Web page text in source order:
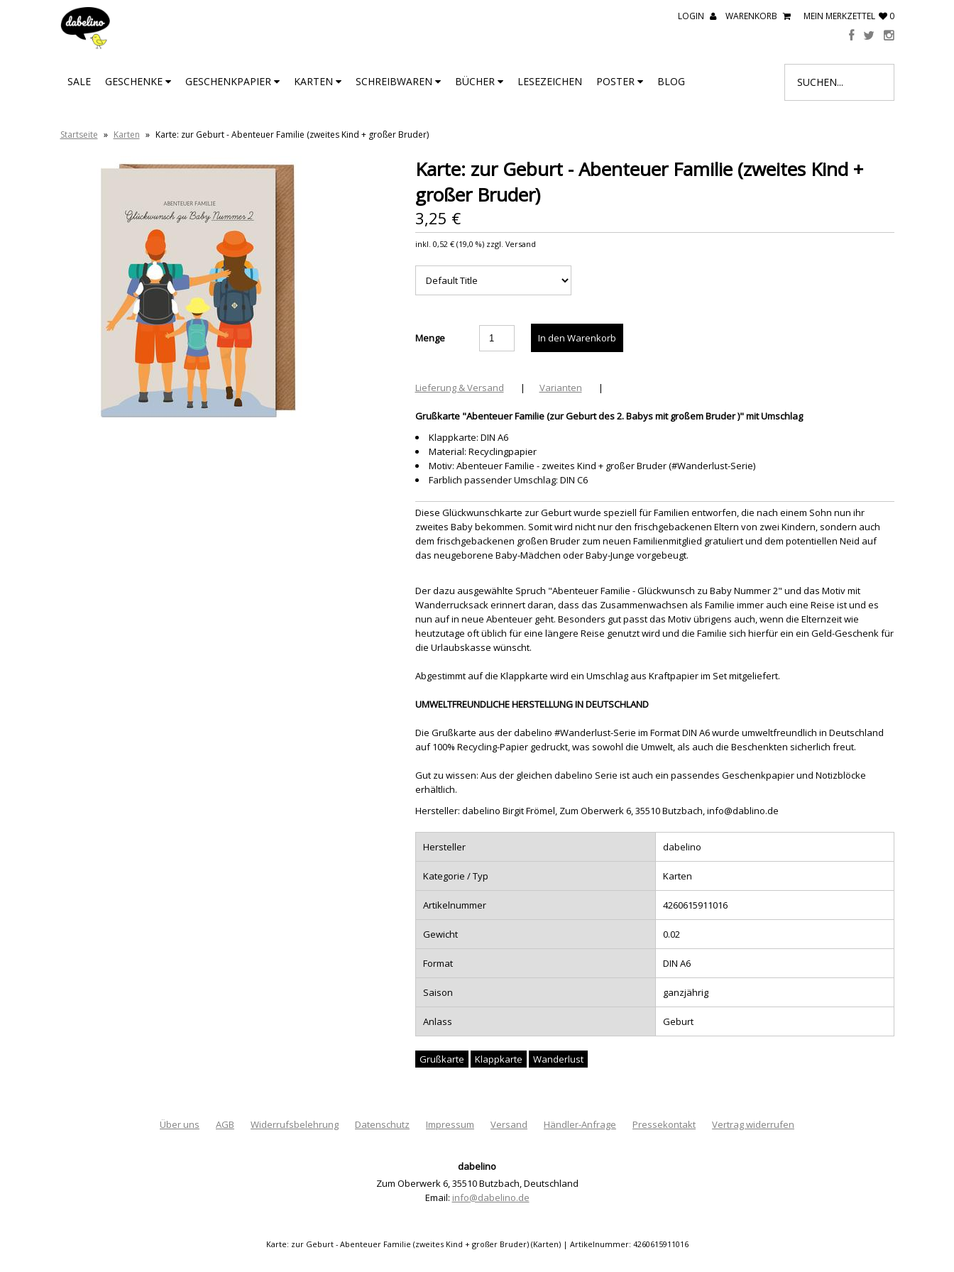
LOGIN WARENKORB MEIN MERKZETTEL 0
SALE GESCHENKE GESCHENKPAPIER KARTEN SCHREIBWAREN BÜCHER LESEZEICHEN POSTER BLOG
Startseite » Karten » Karte: zur Geburt - Abenteuer Familie (zweites Kind + großer Bruder)
Karte: zur Geburt - Abenteuer Familie (zweites Kind +
großer Bruder)
3,25 €
inkl. 0,52 €(19,0 %) zzgl. Versand
Menge
Lieferung & Versand | Varianten |
Grußkarte "Abenteuer Familie (zur Geburt des 2. Babys mit großem Bruder )" mit Umschlag
Klappkarte: DIN A6
Material: Recyclingpapier
Motiv: Abenteuer Familie - zweites Kind + großer Bruder (#Wanderlust-Serie)
Farblich passender Umschlag: DIN C6
Diese Glückwunschkarte zur Geburt wurde speziell für Familien entworfen, die nach einem Sohn nun ihr
zweites Baby bekommen. Somit wird nicht nur den frischgebackenen Eltern von zwei Kindern, sondern auch
dem frischgebackenen großen Bruder zum neuen Familienmitglied gratuliert und dem potentiellen Neid auf
das neugeborene Baby-Mädchen oder Baby-Junge vorgebeugt.
Der dazu ausgewählte Spruch "Abenteuer Familie - Glückwunsch zu Baby Nummer 2" und das Motiv mit
Wanderrucksack erinnert daran, dass das Zusammenwachsen als Familie immer auch eine Reise ist und es
nun auf in neue Abenteuer geht. Besonders gut passt das Motiv übrigens auch, wenn die Elternzeit wie
heutzutage oft üblich für eine längere Reise genutzt wird und die Familie sich hierfür ein ein Geld-Geschenk für
die Urlaubskasse wünscht.
Abgestimmt auf die Klappkarte wird ein Umschlag aus Kraftpapier im Set mitgeliefert.
UMWELTFREUNDLICHE HERSTELLUNG IN DEUTSCHLAND
Die Grußkarte aus der dabelino #Wanderlust-Serie im Format DIN A6 wurde umweltfreundlich in Deutschland
auf 100% Recycling-Papier gedruckt, was sowohl die Umwelt, als auch die Beschenkten sicherlich freut.
Gut zu wissen: Aus der gleichen dabelino Serie ist auch ein passendes Geschenkpapier und Notizblöcke
erhältlich.
Hersteller: dabelino Birgit Frömel, Zum Oberwerk 6, 35510 Butzbach, info@dablino.de
Hersteller dabelino
Kategorie / Typ Karten
Artikelnummer 4260615911016
Gewicht 0.02
Format DIN A6
Saison ganzjährig
Anlass Geburt
Grußkarte Klappkarte Wanderlust
Über uns AGB Widerrufsbelehrung Datenschutz Impressum Versand Händler-Anfrage Pressekontakt Vertrag widerrufen
dabelino
Zum Oberwerk 6,35510 Butzbach,Deutschland
Email: info@dabelino.de
Karte: zur Geburt - Abenteuer Familie (zweites Kind + großer Bruder) (Karten) | Artikelnummer: 4260615911016